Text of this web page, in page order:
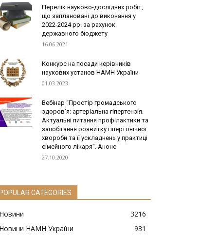
Перелік науково-дослідних робіт,
що заплановані до виконання у
2022-2024 рр. за рахунок
державного бюджету
16.06.2021
Конкурс на посади керівників
наукових установ НАМН України
01.03.2023
Вебінар “Простір громадського
здоров’я: артеріальна гіпертензія.
Актуальні питання профілактики та
запобігання розвитку гіпертонічної
хвороби та її ускладнень у практиці
сімейного лікаря”. Анонс
27.10.2020
POPULAR CATEGORIES
Новини
3216
Новини НАМН України
931